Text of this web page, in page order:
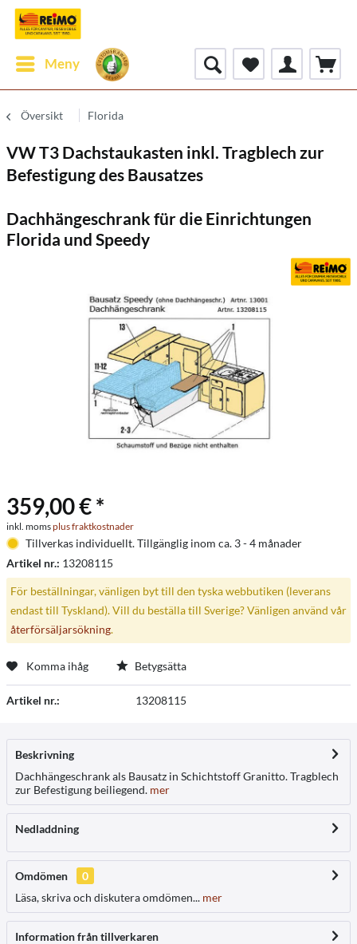
Meny
Översikt Florida
VW T3 Dachstaukasten inkl. Tragblech zur
Befestigung des Bausatzes
Dachhängeschrank für die Einrichtungen
Florida und Speedy
359,00 € *
inkl. momsplus fraktkostnader
Tillverkas individuellt. Tillgänglig inom ca. 3 - 4 månader
Artikel nr.: 13208115
För beställningar, vänligen byt till den tyska webbutiken (leverans
endast till Tyskland). Vill du beställa till Sverige? Vänligen använd vår
återförsäljarsökning.
Komma ihåg Betygsätta
Artikel nr.: 13208115
Beskrivning
Dachhängeschrank als Bausatz in Schichtstoff Granitto. Tragblech
zur Befestigung beiliegend. mer
Nedladdning
Omdömen
0
Läsa, skriva och diskutera omdömen... mer
Information från tillverkaren